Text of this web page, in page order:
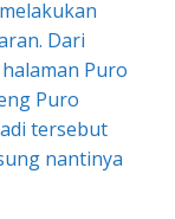
Dari
Puro
Puro
tersebut
nantinya